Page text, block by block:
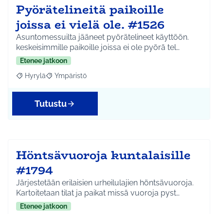
Pyörätelineitä paikoille
joissa ei vielä ole. #1526
Asuntomessuilta jääneet pyörätelineet käyttöön.
keskeisimmille paikoille joissa ei ole pyörä tel…
Etenee jatkoon
Rajaa tulokset aihepiirin mukaan: Hyrylä
Hyrylä Rajaa tulokset teeman mukaan: Ympäristö
Ympäristö
Tutustu
Höntsävuoroja kuntalaisille
#1794
Järjestetään erilaisien urheilulajien höntsävuoroja.
Kartoitetaan tilat ja paikat missä vuoroja pyst…
Etenee jatkoon